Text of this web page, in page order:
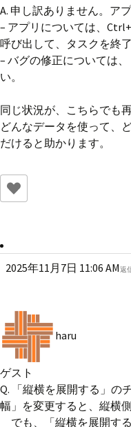
A. 申し訳ありません。ア
– アプリについては、
呼び出して、タスクを終
– バグの修正については
い。
同じ状況が、こちらでも
どんなデータを使って、
だけると助かります。
2025年11月7日 11:06 AM返
haru
ゲスト
Q. 「縦横を展開する」の
幅」を変更すると、縦横
でも、「縦横を展開す